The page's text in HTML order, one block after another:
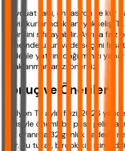
Mevduat faizi, enflasyon ve kur
Döviz kurlarındaki ani yükseliş,
getirisini sıfırlayabilir. Ayrıca faiz
dönemde uzun vade seçimi
nedenle yatırım dağılımınızı
odaklanmamanızı öneririz.
Sonuç ve Öneriler
1 milyon TL aylık faizi, 2026
etkisiyle önemli bir pasif gelir
faiz oranıyla 32 günlük vadede
olur. Bu tutar, birçok kişi için